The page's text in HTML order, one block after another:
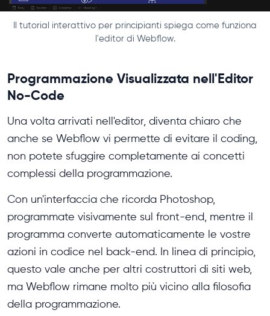
Il tutorial interattivo per principianti spiega come funziona
l'editor di Webflow.
Programmazione Visualizzata nell'Editor
No-Code
Una volta arrivati nell'editor, diventa chiaro che
anche se Webflow vi permette di evitare il coding,
non potete sfuggire completamente ai concetti
complessi della programmazione.
Con un'interfaccia che ricorda Photoshop,
programmate visivamente sul front-end, mentre il
programma converte automaticamente le vostre
azioni in codice nel back-end. In linea di principio,
questo vale anche per altri costruttori di siti web,
ma Webflow rimane molto più vicino alla filosofia
della programmazione.